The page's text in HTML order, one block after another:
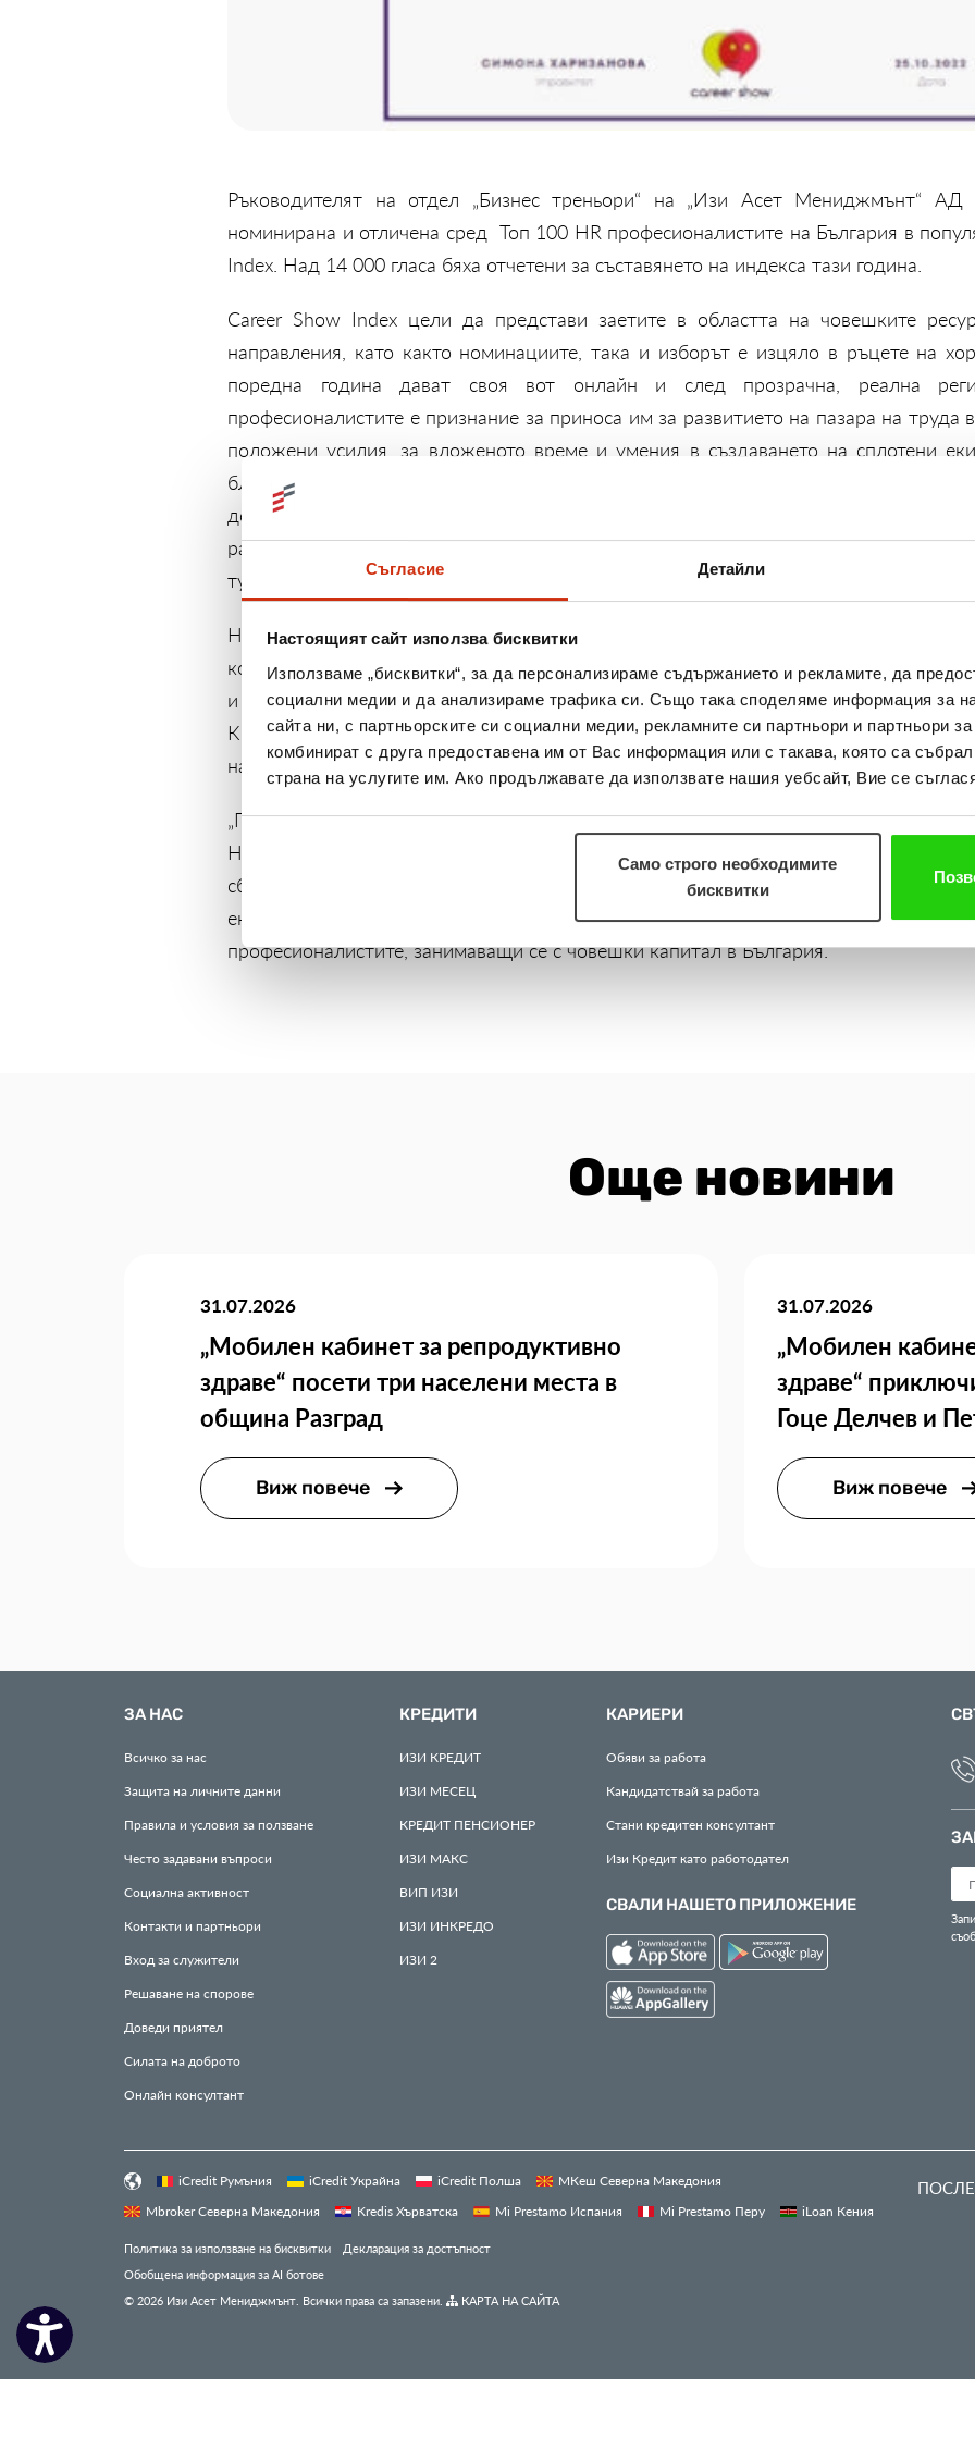
Съгласие Детайли
Настоящият сайт използва бисквитки
Използваме „бисквитки“, за да персонализираме съдържанието и рекламите, да
социални медии и да анализираме трафика си. Също така споделяме информация за
сайта ни, с партньорските си социални медии, рекламните си партньори и партньори
комбинират с друга предоставена им от Вас информация или с такава, която са
страна на услугите им. Ако продължавате да използвате нашия уебсайт, Вие се
Само строго необходимите
бисквитки
Ръководителят на отдел „Бизнес треньори“ на „Изи Асет Мениджмънт“
номинирана и отличена сред Топ 100 HR професионалистите на България в
Index. Над 14 000 гласа бяха отчетени за съставянето на индекса тази година.
Career Show Index цели да представи заетите в областта на човешките
направления, като както номинациите, така и изборът е изцяло в ръцете на
поредна година дават своя вот онлайн и след прозрачна, реална
професионалистите е признание за приноса им за развитието на пазара на труда
положени усилия, за вложеното време и умения в създаването на сплотени
благоприятна за развитие и работа атмосфера. Избраните Топ 100 HR
добри практики в сферата на човешките ресурси, привличане и задържане
разботодателска марка, вътрешни комуникации, управление на
тук:
https://careershow.bg/index/hr/ (подредени по азбучен ред).
Надежда Балабанова е част от „Изи Асет Мениджмънт“ АД от 2006 г., като
компанията от регионалния офис в Благоевград. В работата си с клиентите и
и контакти, които и до днес са ѝ полезни в ежедневната работа. За 16-те
Кредит, Надя преминава през различни позиции, като последните десет от тях са
на хора и ръководенето на бизнес треньорите на „Изи Асет Мениджмънт“ АД.
„Приемам избора ми в ТОП 100 за взаимен успех, дължащ се на хората, с които
Не на последно място искам да благодаря на Дружеството/“Изи Асет
сбъдвам своите професионални мечти, както и на хората, които са до мен и
ентусиазъм приемат всяко едно предизвикателство.“, сподели Надя, след като
професионалистите, занимаващи се с човешки капитал в България.
Още новини
31.07.2026
„Мобилен кабинет за репродуктивно
здраве“ посети три населени места в
община Разград
Виж повече
31.07.2026
„Мобилен
здраве“
Гоце Делчев и
Виж повече
ЗА НАС
Всичко за нас
Защита на личните данни
Правила и условия за ползване
Често задавани въпроси
Социална активност
Контакти и партньори
Вход за служители
Решаване на спорове
Доведи приятел
Силата на доброто
Онлайн консултант
КРЕДИТИ
ИЗИ КРЕДИТ
ИЗИ МЕСЕЦ
КРЕДИТ ПЕНСИОНЕР
ИЗИ МАКС
ВИП ИЗИ
ИЗИ ИНКРЕДО
ИЗИ 2
КАРИЕРИ
Обяви за работа
Кандидатствай за работа
Стани кредитен консултант
Изи Кредит като работодател
СВАЛИ НАШЕТО ПРИЛОЖЕНИЕ
iCredit Румъния iCredit Украйна iCredit Полша
МКеш Северна Македония
Mbroker Северна Македония
Kredis Хърватска Mi Prestamo Испания Mi Prestamo Перу iLoan Кения
Политика за използване на бисквитки
Декларация за достъпност
Обобщена информация за AI ботове
© 2026 Изи Асет Мениджмънт. Всички права са запазени.
КАРТА НА САЙТА